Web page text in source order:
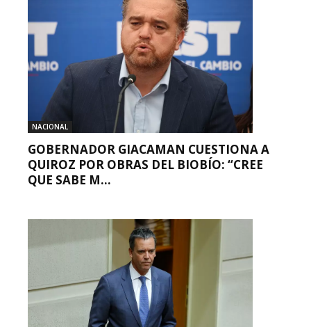
NACIONAL
GOBERNADOR GIACAMAN CUESTIONA A
QUIROZ POR OBRAS DEL BIOBÍO: “CREE
QUE SABE M...